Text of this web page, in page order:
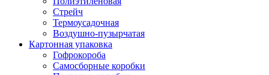
Стрейч
Термоусадочная
Воздушно-пузырчатая
Картонная упаковка
Гофрокороба
Самосборные коробки